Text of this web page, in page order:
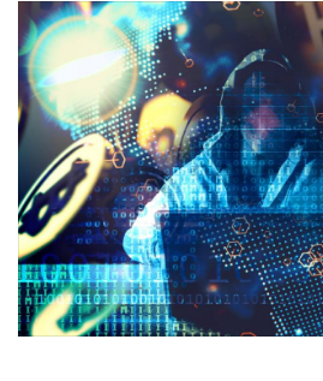
CbizReview
• Cyber BIZ
• ผู้จัดกวน
• Good health & Well-being
Green Innovation & SD
• Management & HR
• MGR Live
• Infographic
• การเมือง